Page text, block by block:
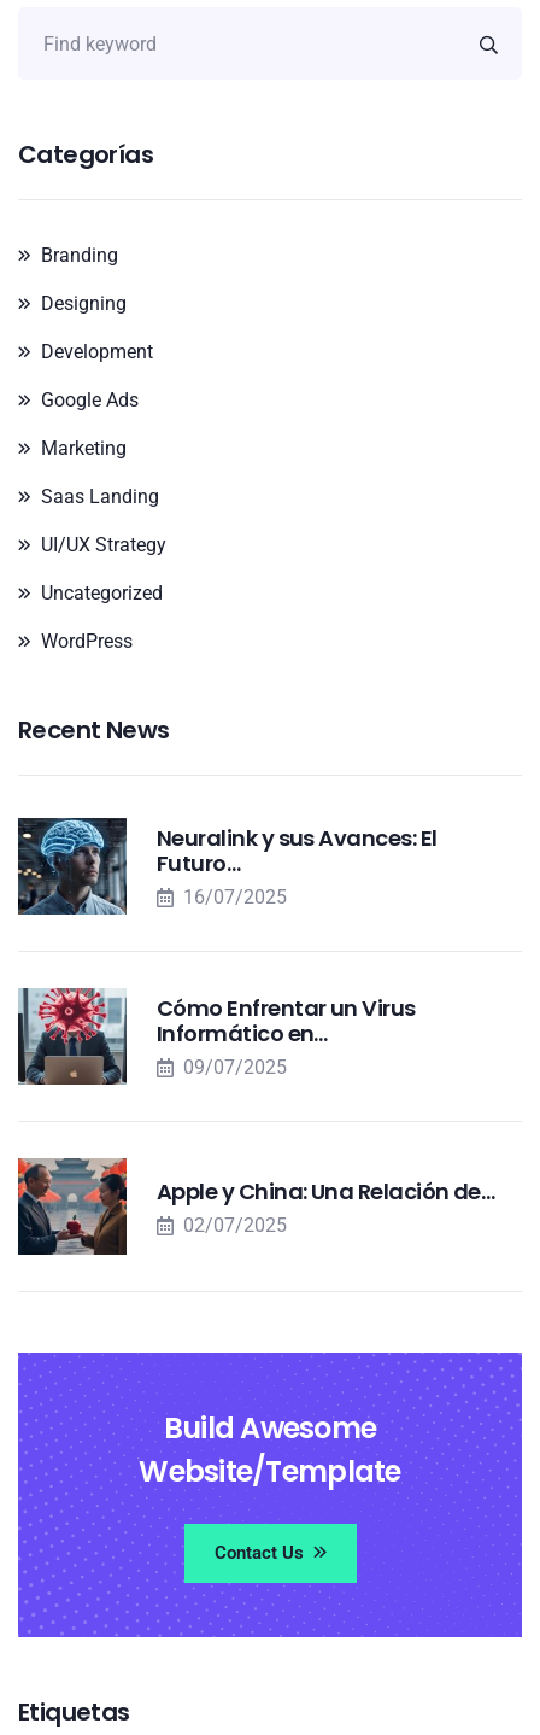
Categorías
Branding
Designing
Development
Google Ads
Marketing
Saas Landing
UI/UX Strategy
Uncategorized
WordPress
Recent News
Neuralink y sus Avances: El
Futuro…
16/07/2025
Cómo Enfrentar un Virus
Informático en…
09/07/2025
Apple y China: Una Relación de…
02/07/2025
Build Awesome
Website/Template
Contact Us
Etiquetas